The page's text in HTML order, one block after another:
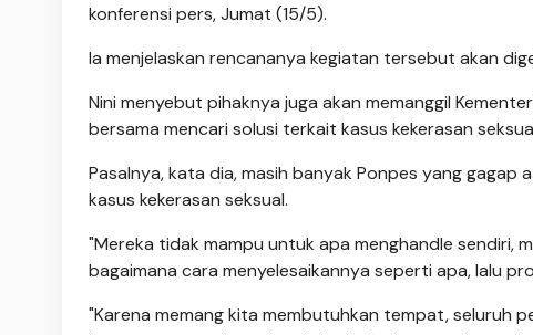
konferensi pers, Jumat (15/5).
Ia menjelaskan rencananya kegiatan tersebut akan
Nini menyebut pihaknya juga akan memanggil
bersama mencari solusi terkait kasus kekerasan
Pasalnya, kata dia, masih banyak Ponpes yang
kasus kekerasan seksual.
"Mereka tidak mampu untuk apa menghandle sendiri,
bagaimana cara menyelesaikannya seperti apa, lalu
"Karena memang kita membutuhkan tempat, seluruh